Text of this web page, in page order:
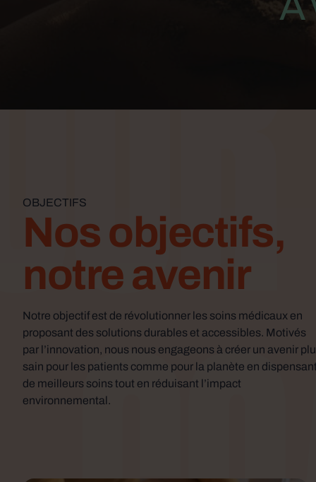
OBJECTIFS
Nos objectifs,
notre avenir
Notre objectif est de révolutionner les soins médicaux en
proposant des solutions durables et accessibles. Motivés
par l’innovation, nous nous engageons à créer un avenir
sain pour les patients comme pour la planète en dispensant
de meilleurs soins tout en réduisant l’impact
environnemental.